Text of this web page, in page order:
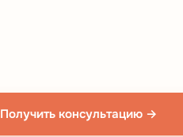
Получить консультацию →